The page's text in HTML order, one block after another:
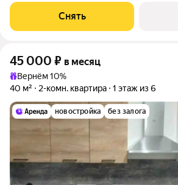
Холодильник Стиральная машина Дом - монолитный.
Сантехника новая, дополнительно имеется
Снять
45 000 ₽ в месяц
Вернём 10%
40 м²
2-комн. квартира 1 этаж из 6
новостройка без залога